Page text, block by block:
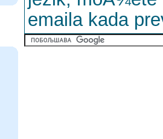
emaila kada